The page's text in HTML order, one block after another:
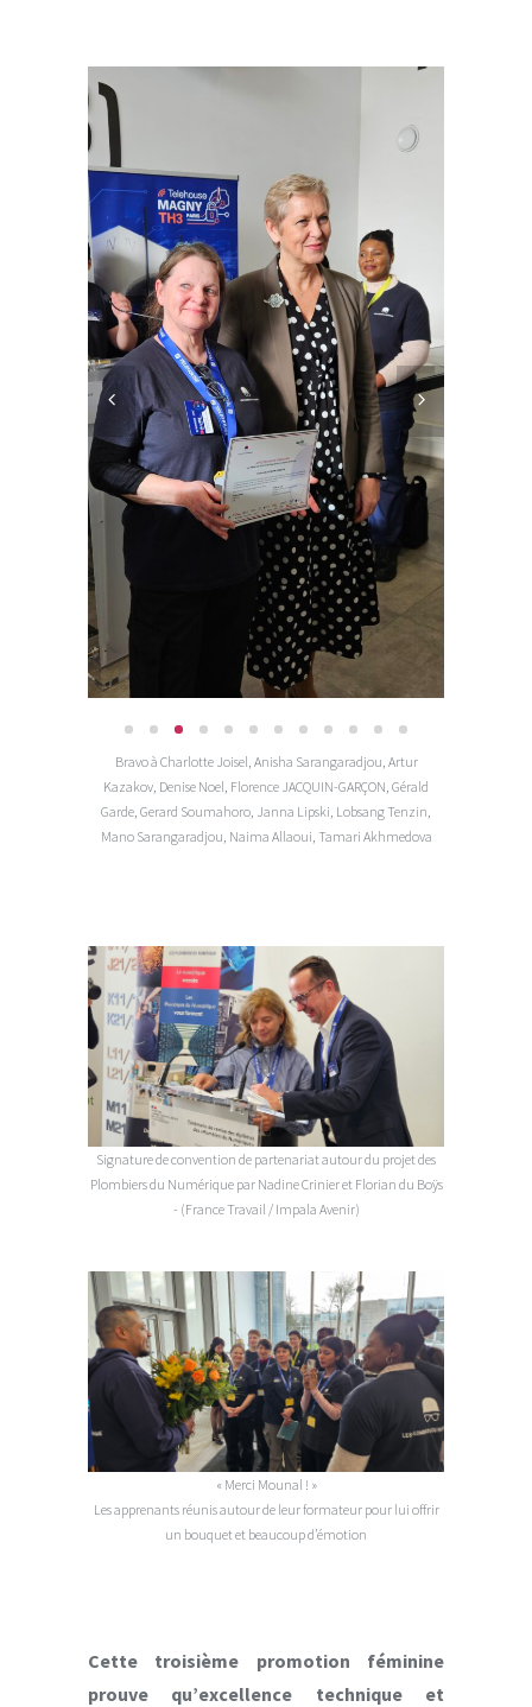
Bravo à Charlotte Joisel, Anisha Sarangaradjou, Artur
Kazakov, Denise Noel, Florence JACQUIN-GARÇON, Gérald
Garde, Gerard Soumahoro, Janna Lipski, Lobsang Tenzin,
Mano Sarangaradjou, Naima Allaoui, Tamari Akhmedova
Signature de convention de partenariat autour du projet des
Plombiers du Numérique par Nadine Crinier et Florian du Boÿs
- (France Travail / Impala Avenir)
« Merci Mounal ! »
Les apprenants réunis autour de leur formateur pour lui offrir
un bouquet et beaucoup d’émotion
Cette troisième promotion féminine
prouve qu’excellence technique et